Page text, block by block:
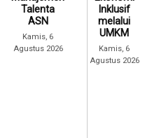
Talenta
ASN
Kamis, 6
Agustus 2026
Inklusif
melalui
UMKM
Kamis, 6
Agustus 2026